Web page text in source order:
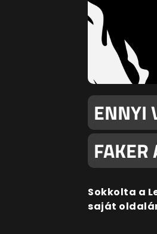
ENNYI
Sokkolta a
saját